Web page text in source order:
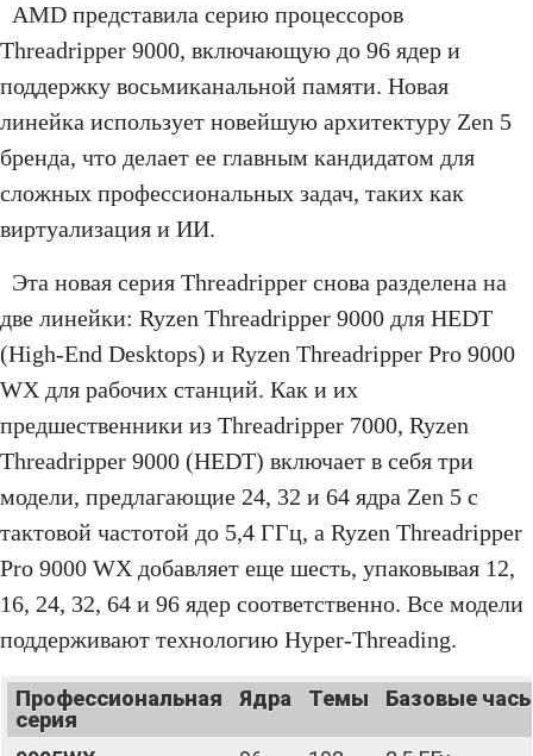
AMD представила серию процессоров
Threadripper 9000, включающую до 96 ядер и
поддержку восьмиканальной памяти. Новая
линейка использует новейшую архитектуру Zen 5
бренда, что делает ее главным кандидатом для
сложных профессиональных задач, таких как
виртуализация и ИИ.
Эта новая серия Threadripper снова разделена на
две линейки: Ryzen Threadripper 9000 для HEDT
(High-End Desktops) и Ryzen Threadripper Pro 9000
WX для рабочих станций. Как и их
предшественники из Threadripper 7000, Ryzen
Threadripper 9000 (HEDT) включает в себя три
модели, предлагающие 24, 32 и 64 ядра Zen 5 с
тактовой частотой до 5,4 ГГц, а Ryzen Threadripper
Pro 9000 WX добавляет еще шесть, упаковывая 12,
16, 24, 32, 64 и 96 ядер соответственно. Все модели
поддерживают технологию Hyper-Threading.
Профессиональная
серия
Ядра Темы Базовые